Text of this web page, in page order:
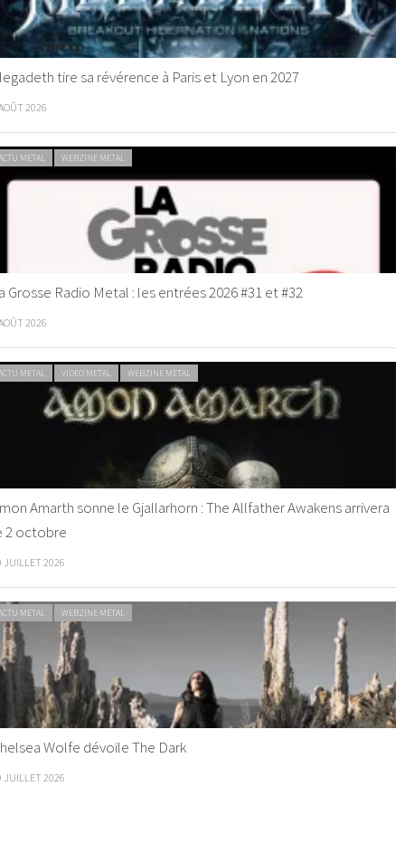
tire sa révérence à Paris et Lyon en 2027
2026
METAL WEBZINE METAL
Grosse Radio Metal : les entrées 2026 #31 et #32
2026
METAL VIDEO METAL WEBZINE METAL
Amarth sonne le Gjallarhorn : The Allfather Awakens arrivera
2 octobre
JUILLET 2026
METAL WEBZINE METAL
Wolfe dévoile The Dark
JUILLET 2026